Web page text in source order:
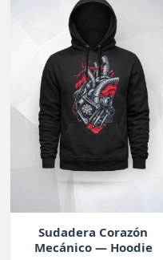
Sudadera Corazón
Mecánico — Hoodie